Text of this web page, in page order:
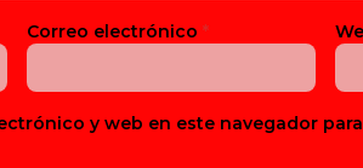
Correo electrónico *
y web en este navegador